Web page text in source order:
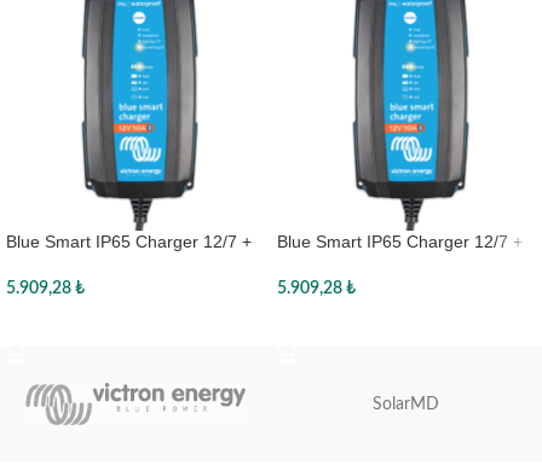
Blue Smart IP65 Charger 12/7 +
5.909,28 ₺
Blue Smart IP65 Charger 12/7 +
5.909,28 ₺
SolarMD